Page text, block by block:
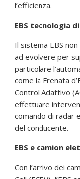
l’efficienza.
EBS tecnologia
Il sistema EBS
ad evolvere per
particolare
come la Frenata
Control Adattivo
effettuare
comando di radar
del conducente.
EBS e camion
Con l’arrivo dei